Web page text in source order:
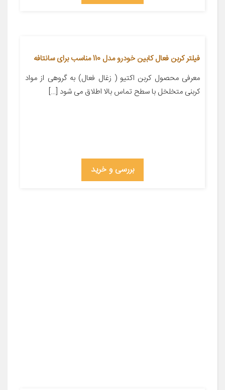
فیلتر کربن فعال کابین خودرو مدل 110 مناسب برای سانتافه
معرفی محصول کربن اکتیو ( زغال فعال) به گروهی از مواد
کربنی متخلخل با سطح تماس بالا اطلاق می شود […]
بررسی و خرید